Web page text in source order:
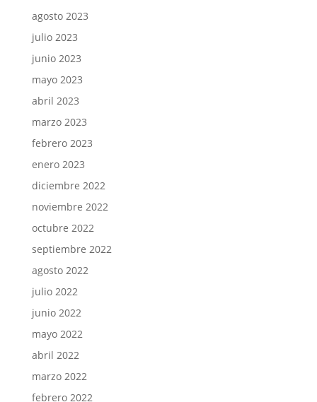
agosto 2023
julio 2023
junio 2023
mayo 2023
abril 2023
marzo 2023
febrero 2023
enero 2023
diciembre 2022
noviembre 2022
octubre 2022
septiembre 2022
agosto 2022
julio 2022
junio 2022
mayo 2022
abril 2022
marzo 2022
febrero 2022